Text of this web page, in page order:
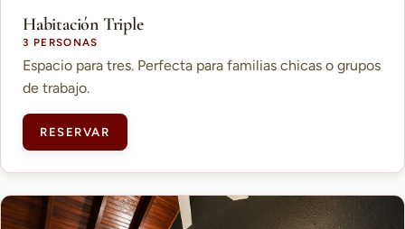
Habitación Triple
3 PERSONAS
Espacio para tres. Perfecta para familias chicas o grupos
de trabajo.
RESERVAR